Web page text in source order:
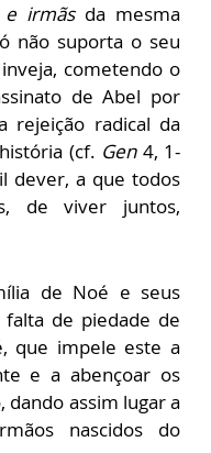
e irmãsda mesma
não suporta o seu
cometendo o
de Abel por
rejeição radical da
(cf. Gen4, 1-
dever, a que todos
de viver juntos,
de Noé e seus
de piedade de
que impele este a
e a abençoar os
assim lugar a
nascidos do